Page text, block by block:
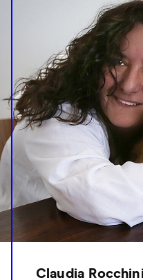
Claudia Rocchini